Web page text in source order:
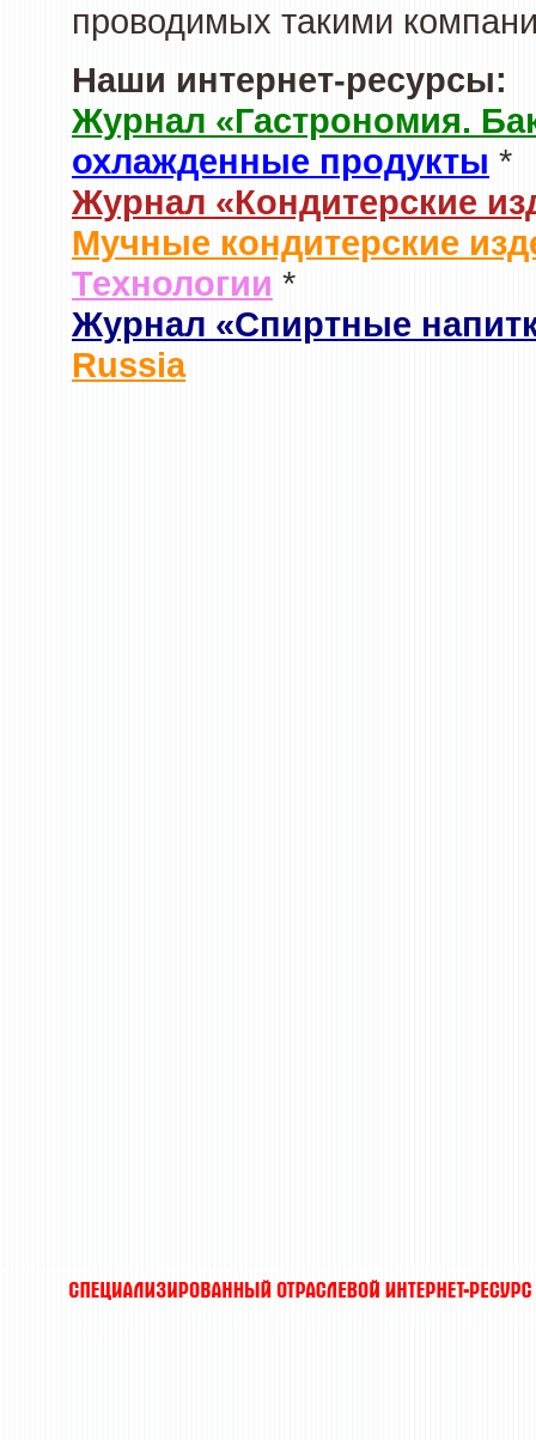
проводимых такими
Наши интернет-ресурсы:
Журнал «Гастрономия.
охлажденные продукты *
Журнал «Кондитерские
Мучные кондитерские
Технологии *
Журнал «Спиртные
Russia